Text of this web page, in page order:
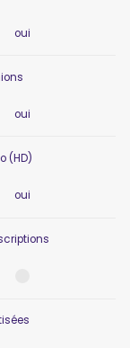
oui
oui
(HD)
oui